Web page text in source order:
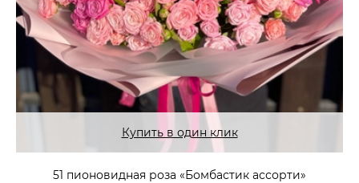
Купить в один клик
51 пионовидная роза «Бомбастик ассорти»